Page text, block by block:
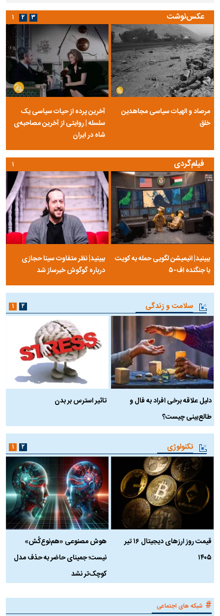
عکس‌نوشت
مرصاد و الهیات سیاسی مجاهدین
خلق
آخرین پرده از حیات سیاسی یک
سلسله | روایتی از آخرین مصاحبه‌ی
شاه در ایران
۱ ۲ ۳
فیلم‌گردی
ببینید| انیمیشن لگویی حمله به کویت
با جنگنده اف-۵
ببینید| نظر متفاوت سینا حجازی
درباره گوگوش خبرساز شد
۱
سلامت و زندگی
دلیل علاقه برخی افراد به فال و
طالع‌بینی چیست؟
تاثیر استرس بر بدن
۱ ۲
تکنولوژی
قیمت روز ارز‌های دیجیتال ۱۶ تیر
۱۴۰۵
هوش مصنوعی «هم‌نوع‌کُش»
نیست؛ جمینای حاضر به حذف مدل
کوچک‌تر نشد
۱ ۲
# شبکه های اجتماعی